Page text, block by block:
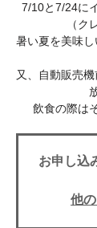
7/10と7/24に
（ク
暑い夏を美味
又、自動販売
飲食の際は
お申し込
他